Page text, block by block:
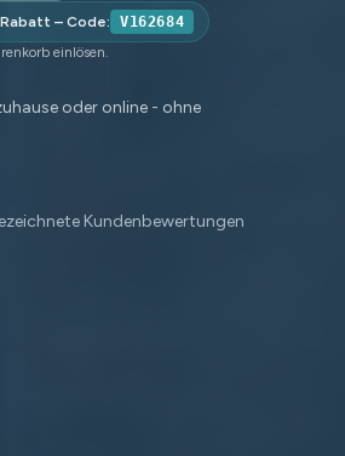
– Code:
V162684
einlösen.
oder online - ohne
Kundenbewertungen